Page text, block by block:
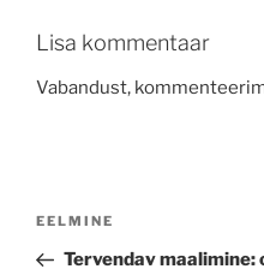
Lisa kommentaar
Vabandust,
Previous
Post
EELMINE
Tervendav